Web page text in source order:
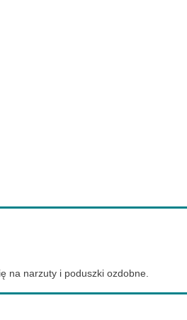
na narzuty i poduszki ozdobne.